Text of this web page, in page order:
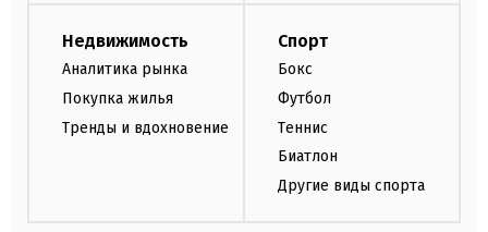
Недвижимость
Аналитика рынка
Покупка жилья
Тренды и вдохновение
Спорт
Бокс
Футбол
Теннис
Биатлон
Другие виды спорта